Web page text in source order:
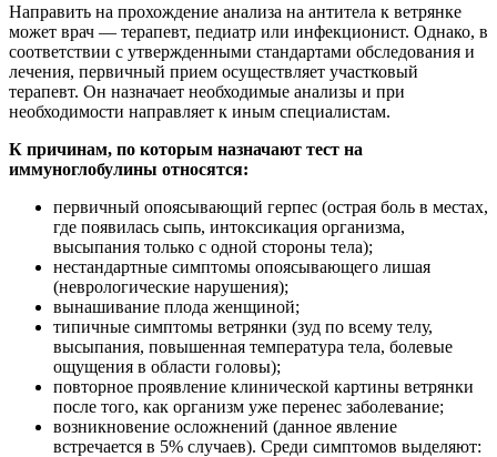
Направить на прохождение анализа на антитела к ветрянке
может врач — терапевт, педиатр или инфекционист. Однако, в
соответствии с утвержденными стандартами обследования и
лечения, первичный прием осуществляет участковый
терапевт. Он назначает необходимые анализы и при
необходимости направляет к иным специалистам.
К причинам, по которым назначают тест на
иммуноглобулины относятся:
первичный опоясывающий герпес (острая боль в местах,
где появилась сыпь, интоксикация организма,
высыпания только с одной стороны тела);
нестандартные симптомы опоясывающего лишая
(неврологические нарушения);
вынашивание плода женщиной;
типичные симптомы ветрянки (зуд по всему телу,
высыпания, повышенная температура тела, болевые
ощущения в области головы);
повторное проявление клинической картины ветрянки
после того, как организм уже перенес заболевание;
возникновение осложнений (данное явление
встречается в 5% случаев). Среди симптомов выделяют: